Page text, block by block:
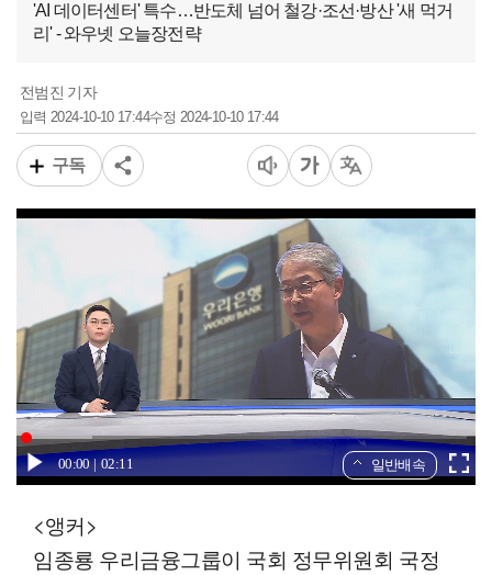
'AI 데이터센터' 특수…반도체 넘어 철강·조선·방산 '새 먹거
리' - 와우넷 오늘장전략
전범진 기자
입력2024-10-10 17:44수정 2024-10-10 17:44
구독
00:00 02:11 일반배속
<앵커>
임종룡 우리금융그룹이 국회 정무위원회 국정